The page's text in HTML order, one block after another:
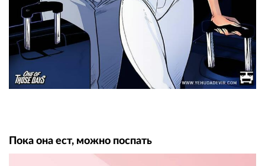
Пока она ест, можно поспать